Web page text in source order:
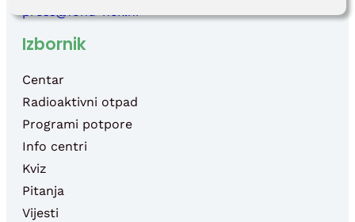
press@fond-nek.hr
Izbornik
Centar
Radioaktivni otpad
Programi potpore
Info centri
Kviz
Pitanja
Vijesti